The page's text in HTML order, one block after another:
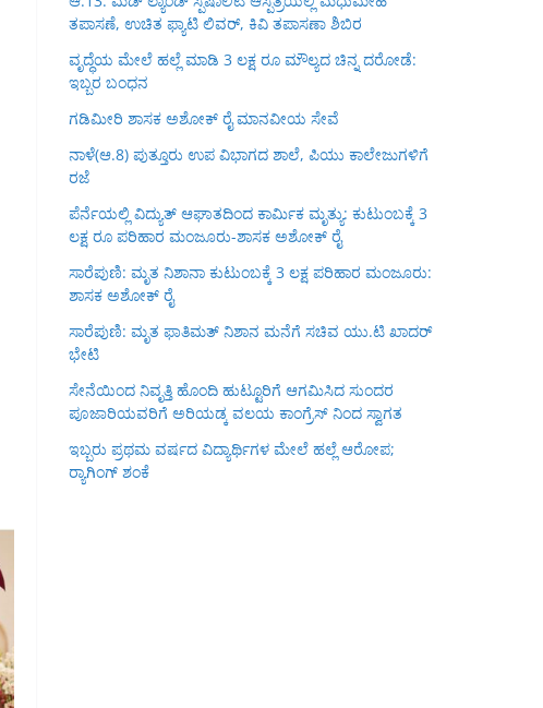
ತಪಾಸಣೆ, ಉಚಿತ ಫ್ಯಾಟಿ ಲಿವರ್, ಕಿವಿ ತಪಾಸಣಾ ಶಿಬಿರ
ವೃದ್ಧೆಯ ಮೇಲೆ ಹಲ್ಲೆ ಮಾಡಿ 3 ಲಕ್ಷ ರೂ ಮೌಲ್ಯದ ಚಿನ್ನ ದರೋಡೆ:
ಇಬ್ಬರ ಬಂಧನ
ಗಡಿಮೀರಿ ಶಾಸಕ ಅಶೋಕ್ ರೈ ಮಾನವೀಯ ಸೇವೆ
ನಾಳೆ(ಆ.8) ಪುತ್ತೂರು ಉಪ ವಿಭಾಗದ ಶಾಲೆ, ಪಿಯು ಕಾಲೇಜುಗಳಿಗೆ
ರಜೆ
ಪೆರ್ನೆಯಲ್ಲಿ ವಿದ್ಯುತ್ ಆಘಾತದಿಂದ ಕಾರ್ಮಿಕ ಮೃತ್ಯು: ಕುಟುಂಬಕ್ಕೆ 3
ಲಕ್ಷ ರೂ ಪರಿಹಾರ ಮಂಜೂರು-ಶಾಸಕ ಅಶೋಕ್ ರೈ
ಸಾರೆಪುಣಿ: ಮೃತ ನಿಶಾನಾ ಕುಟುಂಬಕ್ಕೆ 3 ಲಕ್ಷ ಪರಿಹಾರ ಮಂಜೂರು:
ಶಾಸಕ ಅಶೋಕ್ ರೈ
ಸಾರೆಪುಣಿ: ಮೃತ ಫಾತಿಮತ್ ನಿಶಾನ ಮನೆಗೆ ಸಚಿವ ಯು.ಟಿ ಖಾದರ್
ಭೇಟಿ
ಸೇನೆಯಿಂದ ನಿವೃತ್ತಿ ಹೊಂದಿ ಹುಟ್ಟೂರಿಗೆ ಆಗಮಿಸಿದ ಸುಂದರ
ಪೂಜಾರಿಯವರಿಗೆ ಅರಿಯಡ್ಕ ವಲಯ ಕಾಂಗ್ರೆಸ್ ನಿಂದ ಸ್ವಾಗತ
ಇಬ್ಬರು ಪ್ರಥಮ ವರ್ಷದ ವಿದ್ಯಾರ್ಥಿಗಳ ಮೇಲೆ ಹಲ್ಲೆ ಆರೋಪ;
ರ‍್ಯಾಗಿಂಗ್ ಶಂಕೆ